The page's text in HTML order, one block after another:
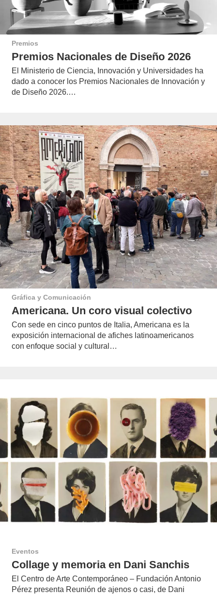
Premios
Premios Nacionales de Diseño 2026
El Ministerio de Ciencia, Innovación y Universidades ha
dado a conocer los Premios Nacionales de Innovación y
de Diseño 2026.…
Gráfica y Comunicación
Americana. Un coro visual colectivo
Con sede en cinco puntos de Italia, Americana es la
exposición internacional de afiches latinoamericanos
con enfoque social y cultural…
Eventos
Collage y memoria en Dani Sanchis
El Centro de Arte Contemporáneo – Fundación Antonio
Pérez presenta Reunión de ajenos o casi, de Dani